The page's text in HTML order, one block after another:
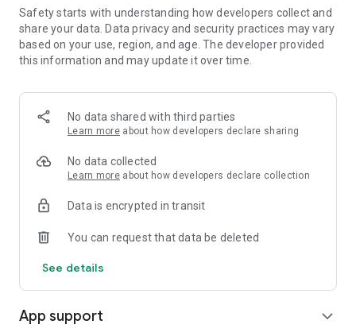
oskrbovalec slovenskega kmetijstva. Izhajamo iz dolgoletnih
izkušenj, obsežnega strokovnega znanja in uvajanja inovacij.
Spremljamo novosti na mednarodnem trgu in uvajamo
kreativne rešitve, ki izboljšujejo kakovost in sonaravnost
ustvarjamo vrednost za pridelovalce, zaposlene in širšo
družbo.
strokovnosti, sodobnem znanju in dolgoletnih izkušnjah.
Zavzemamo se za trajnostni razvoj naše panoge, zato smo v
narave in do ljudi.
Mednarodna prisotnost
izdelkov za kmetijstvo in vrtnarjenje, na tujih trgih pa dosega
pomembne tržne deleže. Naša razvejana partnerska mreža v
državah:
Safety starts with understanding how developers collect and
share your data. Data privacy and security practices may vary
based on your use, region, and age. The developer provided
this information and may update it over time.
No data shared with third parties
Learn more about how developers declare sharing
No data collected
Learn more about how developers declare collection
Data is encrypted in transit
You can request that data be deleted
See details
App support expand_more